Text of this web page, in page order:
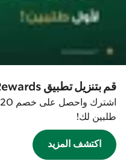
قم بتنزيل تطبيق Starbucks Rewards الآن
طلبين لك!
اكتشف المزيد